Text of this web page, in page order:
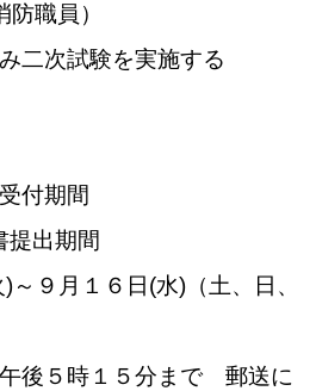
職員）
二次試験を実施する
付期間
出期間
９月１６日(水)（土、日、
後５時１５分まで 郵送に